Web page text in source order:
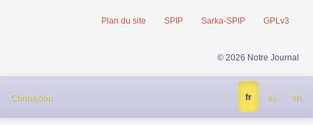
Plan du site SPIP Sarka-SPIP GPLv3
© 2026 Notre Journal
Connexion fr es en